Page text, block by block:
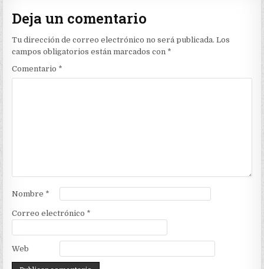
Deja un comentario
Tu dirección de correo electrónico no será publicada. Los
campos obligatorios están marcados con *
Comentario *
Nombre *
Correo electrónico *
Web